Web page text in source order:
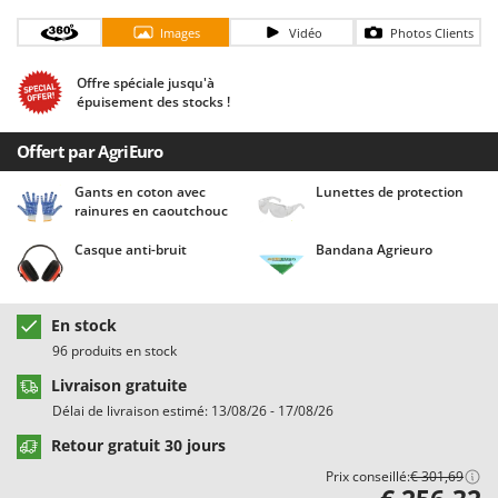
Chaudrons électriques pour polenta
Cisailles à gazon à batterie
Cisailles taille-haies manuelles
Climatiseurs
Compresseurs d'air électriques
Compresseurs pour la récolte des olives et la taille
Coupe-bordures - Trimmers
Coupe-branches
Couveuses à œufs
Cultivateurs Tiller à ressorts - Extirpateurs
D
Débroussailleuses
Décompacteurs agricoles
Découpeurs plasma
Barbieri
Batavia
Benassi
Beper
Berkel
Bernardi
Bertolini Pumps
Besser Vacuum
Bestway
Beta tools
Bissell
Black & Decker
BlackStone
Blue Bird
Images Vidéo Photos Clients
Offre spéciale jusqu'à
épuisement des stocks !
Offert par AgriEuro
Gants en coton avec
rainures en caoutchouc
Lunettes de protection
Casque anti-bruit Bandana Agrieuro
En stock
96 produits en stock
Livraison gratuite
Délai de livraison estimé: 13/08/26 - 17/08/26
Retour gratuit 30 jours
Prix conseillé:€ 301,69